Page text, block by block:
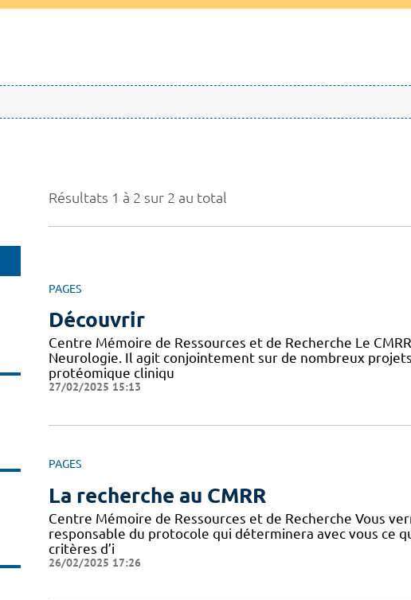
Résultats 1 à 2 sur 2 au total
PAGES
Découvrir
Centre Mémoire de Ressources et de Recherche Le
Neurologie. Il agit conjointement sur de nombreux
protéomique cliniqu
27/02/2025 15:13
PAGES
La recherche au CMRR
Centre Mémoire de Ressources et de Recherche Vous
responsable du protocole qui déterminera avec vous ce
critères d’i
26/02/2025 17:26